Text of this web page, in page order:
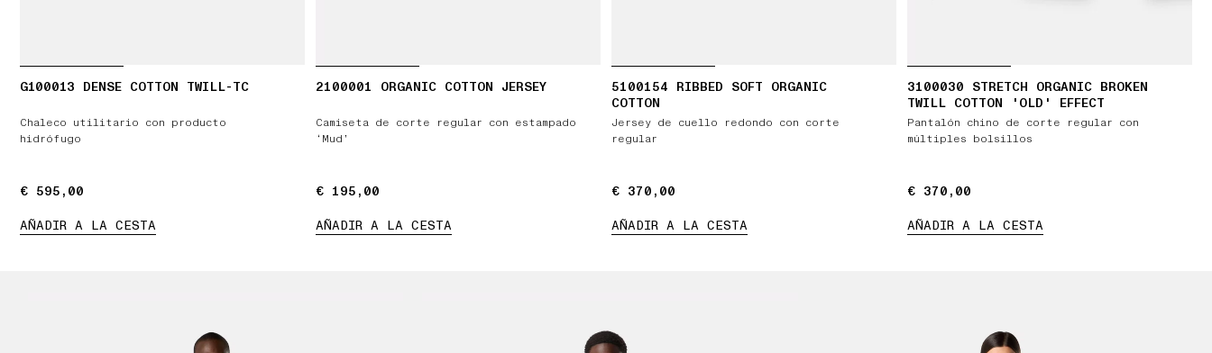
G100013 DENSE COTTON TWILL-TC
Chaleco utilitario con producto
hidrófugo
€ 595,00
€ 595,00
AÑADIR A LA CESTA
2100001 ORGANIC COTTON JERSEY
Camiseta de corte regular con estampado
‘Mud’
€ 195,00
€ 195,00
AÑADIR A LA CESTA
5100154 RIBBED SOFT ORGANIC
COTTON
Jersey de cuello redondo con corte
regular
€ 370,00
€ 370,00
AÑADIR A LA CESTA
3100030 STRETCH ORGANIC BROKEN
TWILL COTTON 'OLD' EFFECT
Pantalón chino de corte regular con
múltiples bolsillos
€ 370,00
€ 370,00
AÑADIR A LA CESTA